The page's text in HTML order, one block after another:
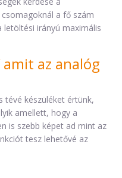
a fő szám
irányú maximális
az analóg
tévé készüléket értünk,
amellett, hogy a
is szebb képet ad mint az
tesz lehetővé az